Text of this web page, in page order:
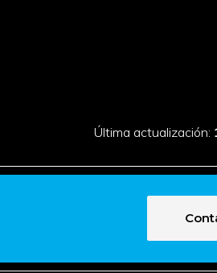
Última actualización: